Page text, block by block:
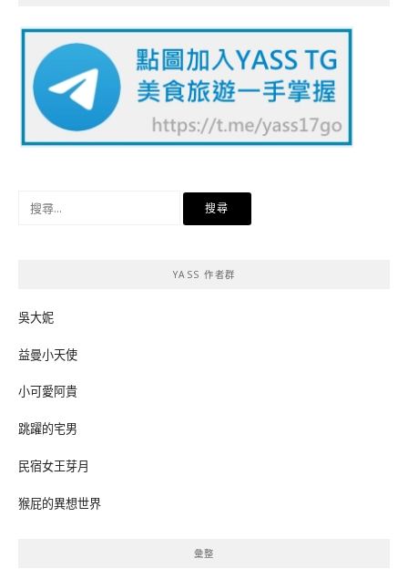
YASS 作者群
吳大妮
益曼小天使
小可愛阿貴
跳躍的宅男
民宿女王芽月
猴屁的異想世界
彙整